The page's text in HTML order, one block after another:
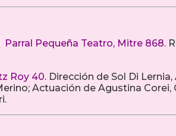
Parral Pequeña Teatro, Mitre 868.
Roy 40. Dirección de Sol Di
Actuación de Agustina Corei,